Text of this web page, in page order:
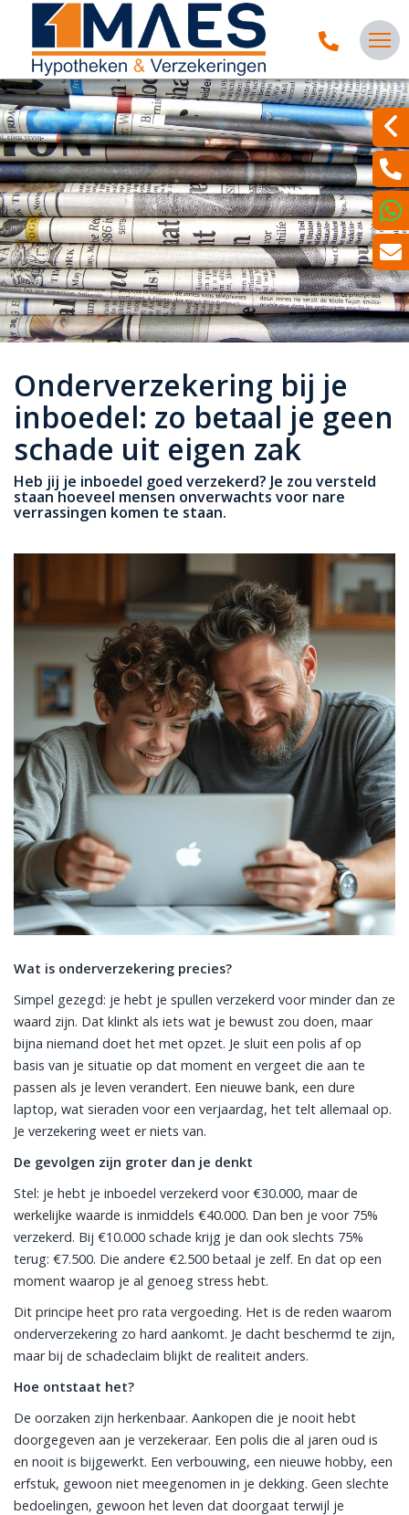
Onderverzekering bij je
inboedel: zo betaal je geen
schade uit eigen zak
Heb jij je inboedel goed verzekerd? Je zou versteld
staan hoeveel mensen onverwachts voor nare
verrassingen komen te staan.
Wat is onderverzekering precies?
Simpel gezegd: je hebt je spullen verzekerd voor minder dan ze
waard zijn. Dat klinkt als iets wat je bewust zou doen, maar
bijna niemand doet het met opzet. Je sluit een polis af op
basis van je situatie op dat moment en vergeet die aan te
passen als je leven verandert. Een nieuwe bank, een dure
laptop, wat sieraden voor een verjaardag, het telt allemaal op.
Je verzekering weet er niets van.
De gevolgen zijn groter dan je denkt
Stel: je hebt je inboedel verzekerd voor €30.000, maar de
werkelijke waarde is inmiddels €40.000. Dan ben je voor 75%
verzekerd. Bij €10.000 schade krijg je dan ook slechts 75%
terug: €7.500. Die andere €2.500 betaal je zelf. En dat op een
moment waarop je al genoeg stress hebt.
Dit principe heet pro rata vergoeding. Het is de reden waarom
onderverzekering zo hard aankomt. Je dacht beschermd te zijn,
maar bij de schadeclaim blijkt de realiteit anders.
Hoe ontstaat het?
De oorzaken zijn herkenbaar. Aankopen die je nooit hebt
doorgegeven aan je verzekeraar. Een polis die al jaren oud is
en nooit is bijgewerkt. Een verbouwing, een nieuwe hobby, een
erfstuk, gewoon niet meegenomen in je dekking. Geen slechte
bedoelingen, gewoon het leven dat doorgaat terwijl je